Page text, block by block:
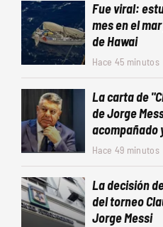
Fue viral:
mes en el
de Hawai
Hace 45 minutos
La carta de
de Jorge
acompañado
Hace 49 minutos
La decisión
del torneo
Jorge Messi